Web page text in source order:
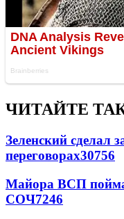
ЧИТАЙТЕ
Зеленский сделал
переговорах30756
Майора ВСП
СОЧ7246